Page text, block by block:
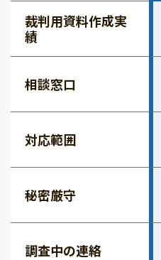
裁判用資料作成実
績
相談窓口
対応範囲
秘密厳守
調査中の連絡